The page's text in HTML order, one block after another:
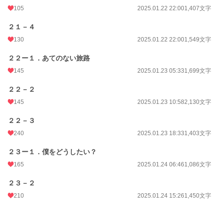
105 2025.01.22 22:001,407文字
２１－４
130 2025.01.22 22:001,549文字
２２ー１．あてのない旅路
145 2025.01.23 05:331,699文字
２２－２
145 2025.01.23 10:582,130文字
２２－３
240 2025.01.23 18:331,403文字
２３ー１．僕をどうしたい？
165 2025.01.24 06:461,086文字
２３－２
210 2025.01.24 15:261,450文字